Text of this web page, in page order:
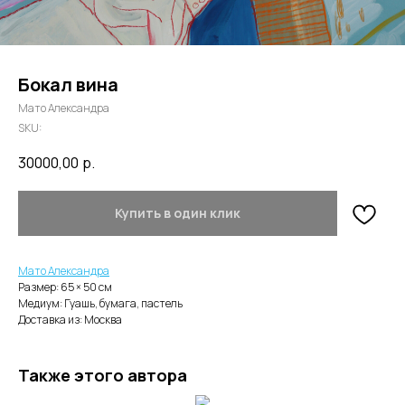
Бокал вина
Мато Александра
SKU:
30000,00 р.
Купить в один клик
Мато Александра
Размер: 65 × 50 cм
Медиум: Гуашь, бумага, пастель
Доставка из: Москва
Также этого автора